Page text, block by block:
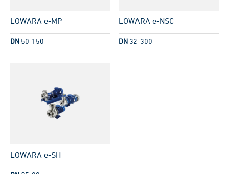
LOWARA e-MP
DN 50-150
LOWARA e-NSC
DN 32-300
LOWARA e-SH